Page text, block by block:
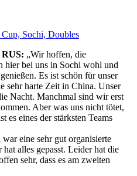
„Wir hoffen, die
hier bei uns in Sochi wohl und
Es ist schön für unser
sehr harte Zeit in China. Unser
Nacht. Manchmal sind wir erst
Aber was uns nicht tötet,
es eines der stärksten Teams
eine sehr gut organisierte
alles gepasst. Leider hat die
sehr, dass es am zweiten